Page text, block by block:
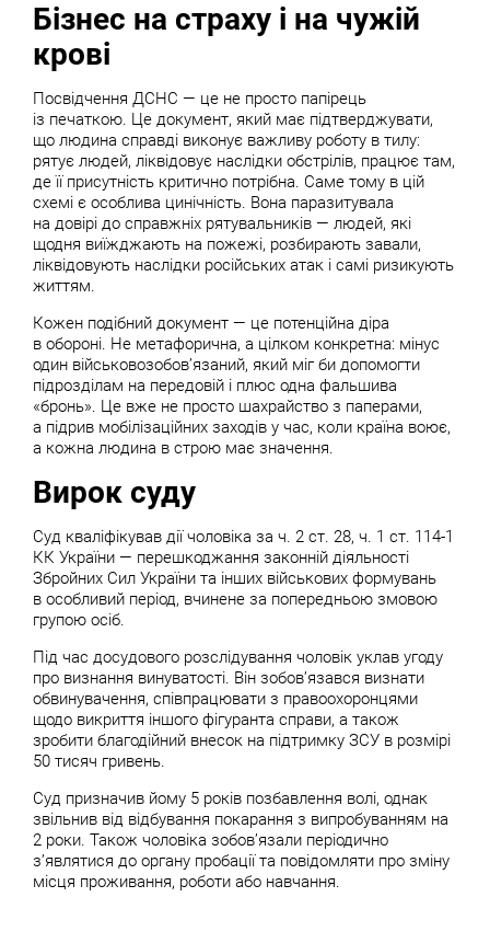
Бізнес на страху і на чужій
крові
Посвідчення ДСНС — це не просто папірець
із печаткою. Це документ, який має підтверджувати,
що людина справді виконує важливу роботу в тилу:
рятує людей, ліквідовує наслідки обстрілів, працює там,
де її присутність критично потрібна. Саме тому в цій
схемі є особлива цинічність. Вона паразитувала
на довірі до справжніх рятувальників — людей, які
щодня виїжджають на пожежі, розбирають завали,
ліквідовують наслідки російських атак і самі ризикують
життям.
Кожен подібний документ — це потенційна діра
в обороні. Не метафорична, а цілком конкретна: мінус
один військовозобовʼязаний, який міг би допомогти
підрозділам на передовій і плюс одна фальшива
«бронь». Це вже не просто шахрайство з паперами,
а підрив мобілізаційних заходів у час, коли країна воює,
а кожна людина в строю має значення.
Вирок суду
Суд кваліфікував дії чоловіка за ч. 2 ст. 28, ч. 1 ст. 114-1
КК України — перешкоджання законній діяльності
Збройних Сил України та інших військових формувань
в особливий період, вчинене за попередньою змовою
групою осіб.
Під час досудового розслідування чоловік уклав угоду
про визнання винуватості. Він зобов’язався визнати
обвинувачення, співпрацювати з правоохоронцями
щодо викриття іншого фігуранта справи, а також
зробити благодійний внесок на підтримку ЗСУ в розмірі
50 тисяч гривень.
Суд призначив йому 5 років позбавлення волі, однак
звільнив від відбування покарання з випробуванням на
2 роки. Також чоловіка зобов’язали періодично
з’являтися до органу пробації та повідомляти про зміну
місця проживання, роботи або навчання.